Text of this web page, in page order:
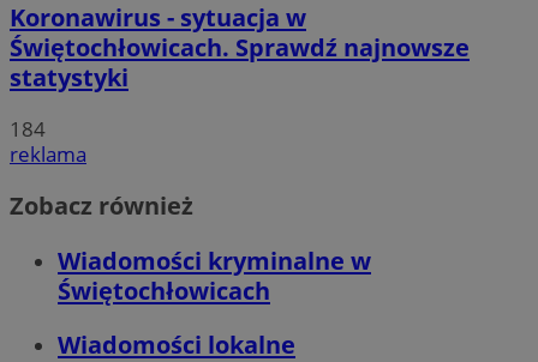
Koronawirus - sytuacja w
Świętochłowicach. Sprawdź najnowsze
statystyki
184
reklama
Zobacz również
Wiadomości kryminalne w
Świętochłowicach
Wiadomości lokalne